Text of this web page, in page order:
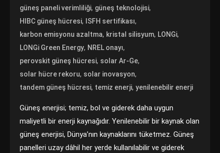
güneş paneli verimliliği, güneş teknolojisi,
HIBC güneş hücresi, ISFH sertifikası,
karbon emisyonu azaltma, kristal silisyum, LONGi,
LONGi Green Energy, NREL onayı,
perovskit güneş hücresi, solar Ar-Ge,
solar hücre rekoru, solar inovasyon,
tandem güneş hücresi, temiz enerji,yenilenebilir enerji
Güneş enerjisi; temiz, bol ve giderek daha uygun
maliyetli bir enerji kaynağıdır. Yenilenebilir bir kaynak olan
güneş enerjisi, Dünya’nın kaynaklarını tüketmez. Güneş
panelleri uzay dâhil her yerde kullanılabilir ve giderek